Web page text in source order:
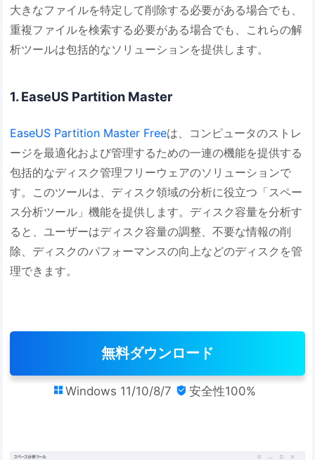
大きなファイルを特定して削除する必要がある場合でも、
重複ファイルを検索する必要がある場合でも、これらの解
析ツールは包括的なソリューションを提供します。
1. EaseUS Partition Master
EaseUS Partition Master Freeは、コンピュータのストレ
ージを最適化および管理するための一連の機能を提供する
包括的なディスク管理フリーウェアのソリューションで
す。このツールは、ディスク領域の分析に役立つ「スペー
ス分析ツール」機能を提供します。ディスク容量を分析す
ると、ユーザーはディスク容量の調整、不要な情報の削
除、ディスクのパフォーマンスの向上などのディスクを管
理できます。
無料ダウンロード
 Windows 11/10/8/7  安全性100%